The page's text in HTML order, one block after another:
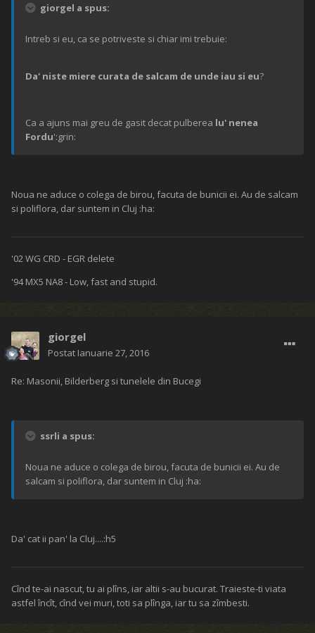
giorgel a spus:
Intreb si eu, ca se potriveste si chiar imi trebuie:
Da' niste miere curata de salcam de unde iau si eu?
Ca a ajuns mai greu de gasit decat pulberea lu' nenea
Fordu':grin:
Noua ne aduce o colega de birou, facuta de bunicii ei. Au de salcam
si poliflora, dar suntem in Cluj :ha:
'02 WG CRD - EGR delete
'94 MX5 NA8 - Low, fast and stupid.
giorgel
Postat Ianuarie 27, 2016
Re: Masonii, Bilderberg si tunelele din Bucegi
ssrli a spus:
Noua ne aduce o colega de birou, facuta de bunicii ei. Au de
salcam si poliflora, dar suntem in Cluj :ha:
Da' cat ii pan' la Cluj....:h5
Cînd te-ai nascut, tu ai plîns, iar altii s-au bucurat. Traieste-ti viata
astfel încît, cînd vei muri, toti sa plînga, iar tu sa zîmbesti.